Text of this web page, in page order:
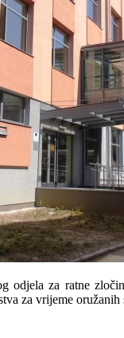
odjela za ratne
za vrijeme oružanih